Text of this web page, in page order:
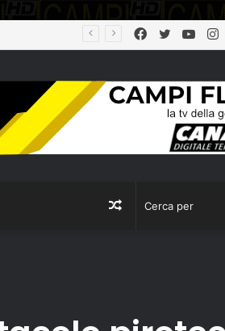
Twitter
Facebook
Articolo